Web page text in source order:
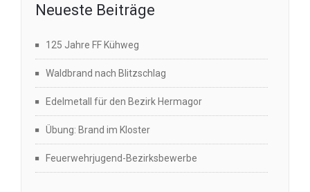
Neueste Beiträge
125 Jahre FF Kühweg
Waldbrand nach Blitzschlag
Edelmetall für den Bezirk Hermagor
Übung: Brand im Kloster
Feuerwehrjugend-Bezirksbewerbe